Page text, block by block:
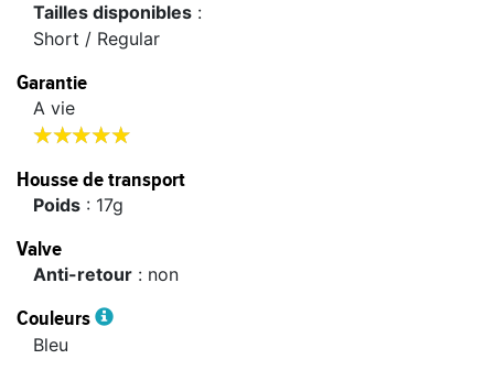
tailles disponibles :
Short / Regular
Garantie
A vie


Housse de transport
poids : 17g
Valve
anti-retour : non
Couleurs
Bleu